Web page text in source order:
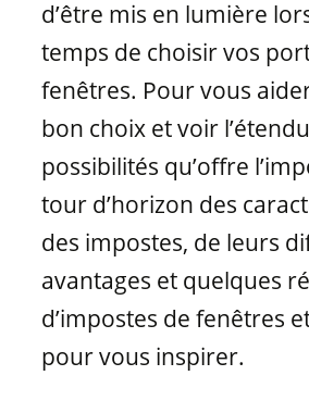
d’être mis en lumière
temps de choisir vos
fenêtres. Pour vous
bon choix et voir
possibilités qu’offre
tour d’horizon des
des impostes, de leurs
avantages et quelques
d’impostes de fenêtres
pour vous inspirer.